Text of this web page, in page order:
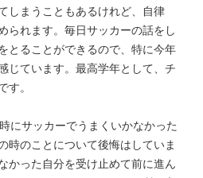
しまうこともあるけれど、自律
られます。毎日サッカーの話をし
とることができるので、特に今年
じています。最高学年として、チ
。
にサッカーでうまくいかなかった
時のことについて後悔はしていま
かった自分を受け止めて前に進ん